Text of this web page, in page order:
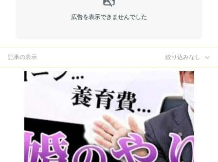
広告を表示できませんでした
記事の表示 絞り込みなし